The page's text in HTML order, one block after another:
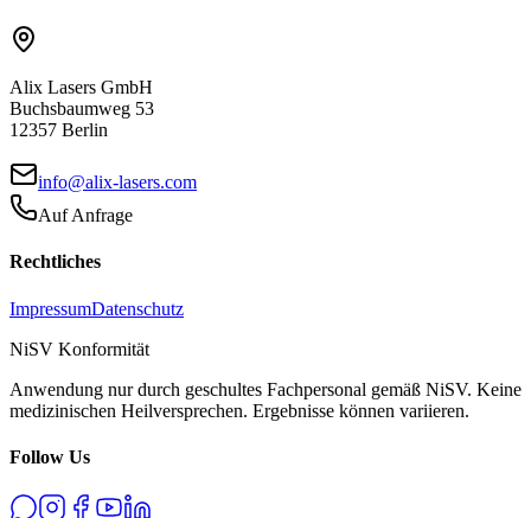
Alix Lasers GmbH
Buchsbaumweg 53
12357 Berlin
info@alix-lasers.com
Auf Anfrage
Rechtliches
ImpressumDatenschutz
NiSV Konformität
Anwendung nur durch geschultes Fachpersonal gemäß NiSV. Keine
medizinischen Heilversprechen. Ergebnisse können variieren.
Follow Us